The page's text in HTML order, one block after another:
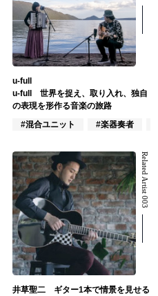
u-full
u-full 世界を捉え、取り入れ、独自
の表現を形作る音楽の旅路
#混合ユニット
#楽器奏者
Related Artist 003
井草聖二 ギター1本で情景を見せる